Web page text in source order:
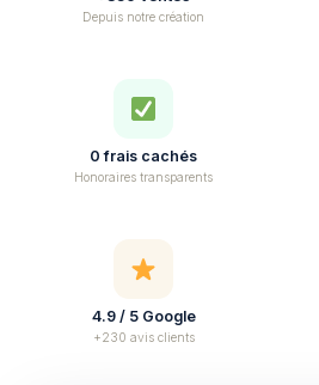
Depuis notre création
0 frais cachés
Honoraires transparents
4.9 / 5 Google
+230 avis clients